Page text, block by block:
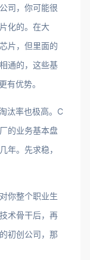
司，你可能很
化的。在大
片，但里面的
通的，这些基
有优势。
汰率也极高。C
的业务基本盘
年。先求稳，
你整个职业生
术骨干后，再
初创公司，那